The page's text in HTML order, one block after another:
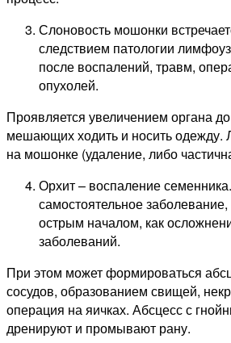
Слоновость мошонки
следствием патологии
после воспалений, травм,
опухолей.
Проявляется увеличением органа
мешающих ходить и носить одежду.
на мошонке (удаление, либо
Орхит – воспаление
самостоятельное
острым началом, как
заболеваний.
При этом может формироваться
сосудов, образованием свищей,
операция на яичках. Абсцесс с
дренируют и промывают рану.